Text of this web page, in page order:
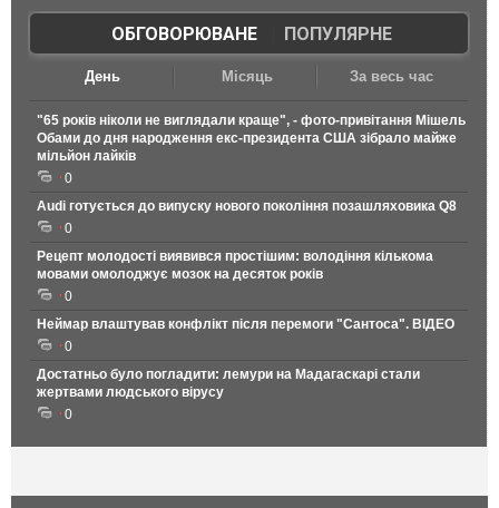
ОБГОВОРЮВАНЕ| ПОПУЛЯРНЕ
День Місяць За весь час
"65 років ніколи не виглядали краще", - фото-привітання Мішель
Обами до дня народження екс-президента США зібрало майже
мільйон лайків
0
Audi готується до випуску нового покоління позашляховика Q8
0
Рецепт молодості виявився простішим: володіння кількома
мовами омолоджує мозок на десяток років
0
Неймар влаштував конфлікт після перемоги "Сантоса". ВІДЕО
0
Достатньо було погладити: лемури на Мадагаскарі стали
жертвами людського вірусу
0